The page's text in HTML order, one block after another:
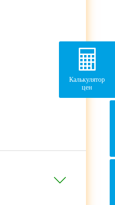
Калькулятор
цен